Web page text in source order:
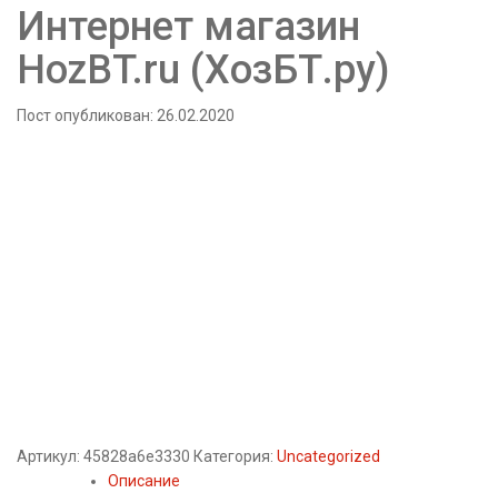
как защитить свой бизнес?
Интернет магазин
HozBT.ru (ХозБТ.ру)
Пост опубликован: 26.02.2020
Артикул: 45828a6e3330 Категория: Uncategorized
Описание